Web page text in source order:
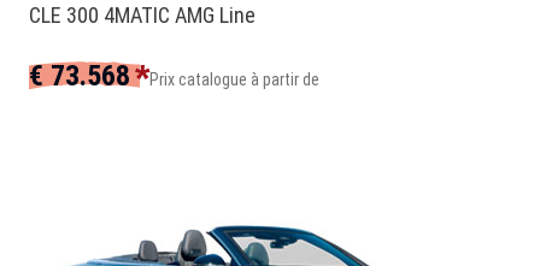
CLE 300 4MATIC AMG Line
€ 73.568*Prix catalogue à partir de